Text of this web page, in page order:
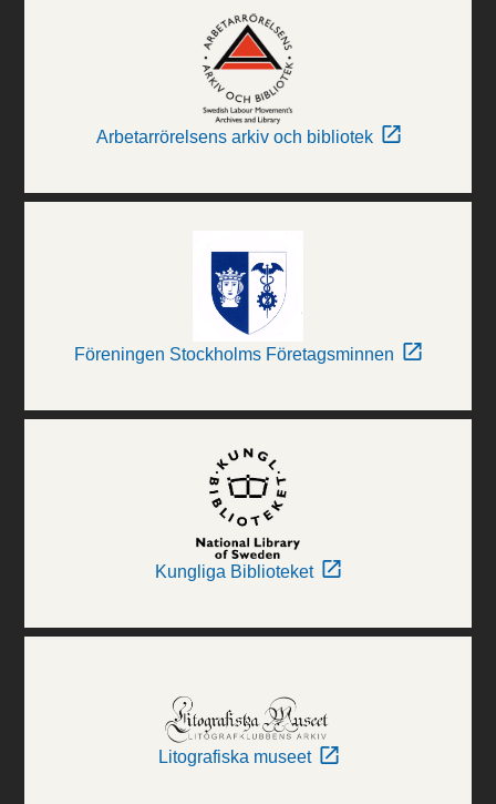
Arbetarrörelsens arkiv och bibliotek
Föreningen Stockholms Företagsminnen
Kungliga Biblioteket
Litografiska museet